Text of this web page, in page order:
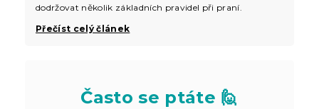
dodržovat několik základních pravidel při praní.
Přečíst celý článek
Často se ptáte 🙋